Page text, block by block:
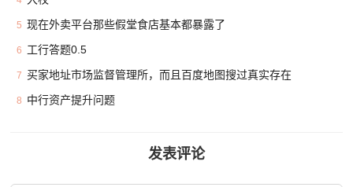
5 现在外卖平台那些假堂食店基本都暴露了
6 工行答题0.5
7 买家地址市场监督管理所，而且百度地图搜过真实存在
8 中行资产提升问题
发表评论